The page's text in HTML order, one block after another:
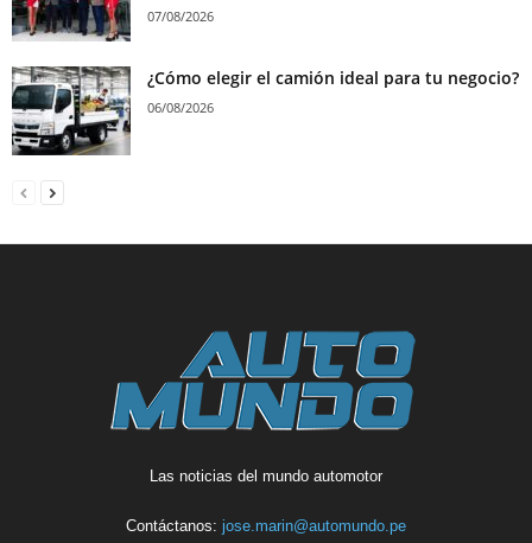
07/08/2026
¿Cómo elegir el camión ideal para tu negocio?
06/08/2026
Las noticias del mundo automotor
Contáctanos: jose.marin@automundo.pe